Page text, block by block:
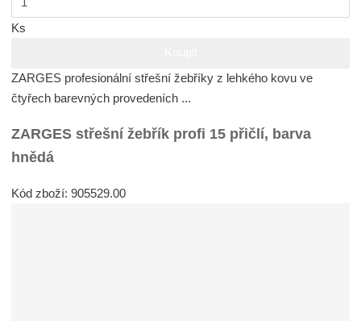
Ks
ZARGES profesionální střešní žebříky z lehkého kovu ve
čtyřech barevných provedeních ...
ZARGES střešní žebřík profi 15 přičlí, barva
hnědá
Kód zboží: 905529.00